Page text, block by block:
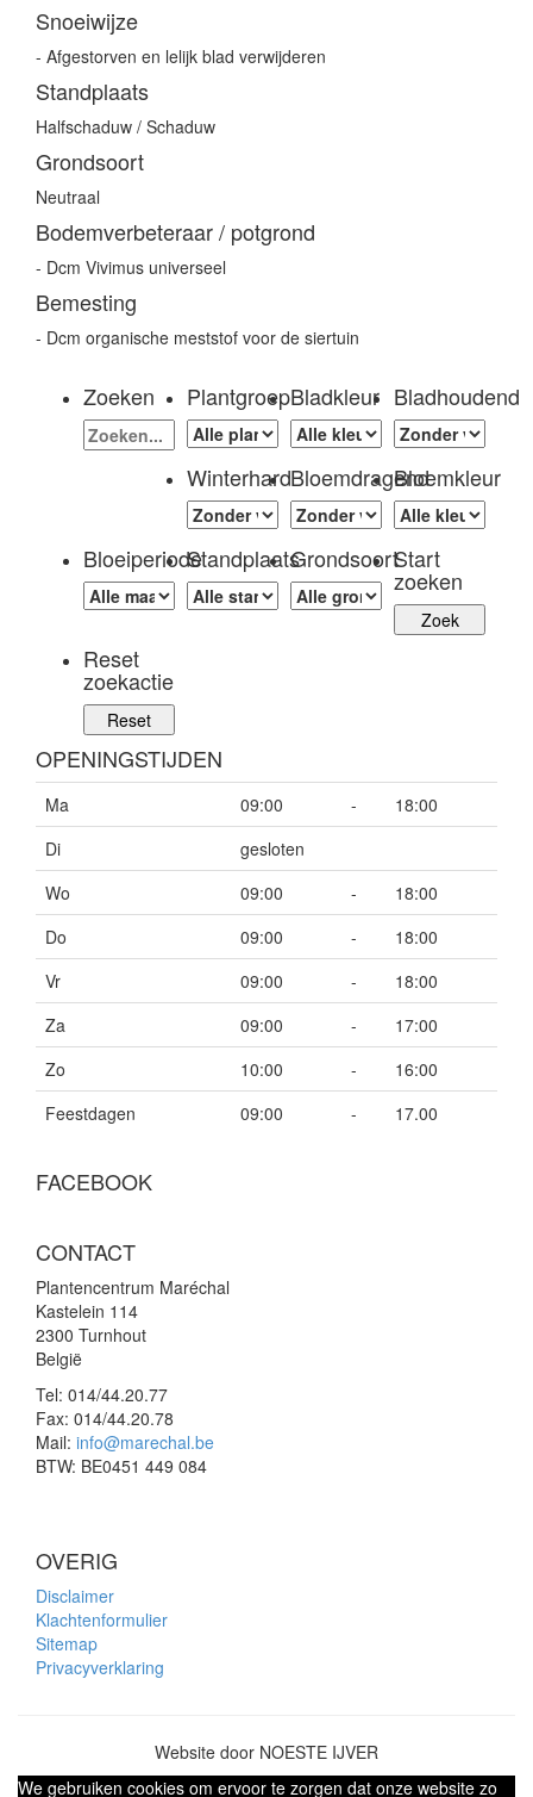
Snoeiwijze
- Afgestorven en lelijk blad verwijderen
Standplaats
Halfschaduw / Schaduw
Grondsoort
Neutraal
Bodemverbeteraar / potgrond
- Dcm Vivimus universeel
Bemesting
- Dcm organische meststof voor de siertuin
Zoeken PlantgroepBladkleur Bladhoudend
WinterhardBloemdragendBloemkleur
BloeiperiodeStandplaatsGrondsoortStart
zoeken
Reset
zoekactie
OPENINGSTIJDEN
Ma 09:00 -
18:00
Di
gesloten
Wo
09:00 -
18:00
Do
09:00 -
18:00
Vr
09:00 -
18:00
Za
09:00 -
17:00
Zo
10:00 -
16:00
Feestdagen
09:00 - 17.00
FACEBOOK
CONTACT
Plantencentrum Maréchal
Kastelein 114
2300 Turnhout
België
Tel: 014/44.20.77
Fax: 014/44.20.78
Mail: info@marechal.be
BTW: BE0451 449 084
OVERIG
Disclaimer
Klachtenformulier
Sitemap
Privacyverklaring
Website door NOESTE IJVER
We gebruiken cookies om ervoor te zorgen dat onze website zo